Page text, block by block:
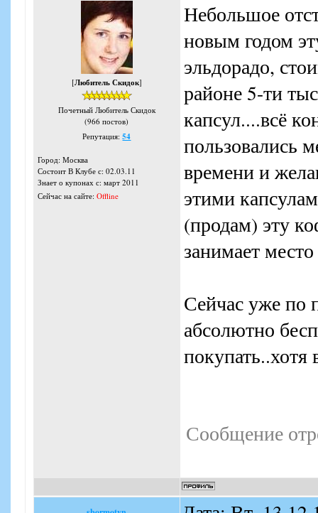
[Любитель Скидок]
Почетный Любитель Скидок
(966 постов)
Репутация:54
Город: Москва
Состоит В Клубе с: 02.03.11
Знает о купонах с: март 2011
Сейчас на сайте: Offline
Небольшое
новым годом
эльдорадо,
районе 5-ти
капсул....всё
пользовались
времени и
этими
(продам) эту
занимает
Сейчас уже по
абсолютно
покупать..хотя
Сообщение